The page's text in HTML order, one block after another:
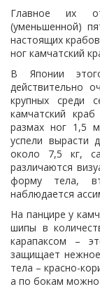
Главное их
(уменьшенной)
настоящих
ног камчатский
В Японии
действительно
крупных среди
камчатский
размах ног 1,5
успели вырасти
около 7,5 кг,
различаются
форму тела,
наблюдается
На панцире у
шипы в
карапаксом –
защищает
тела – красно-
а по бокам можно